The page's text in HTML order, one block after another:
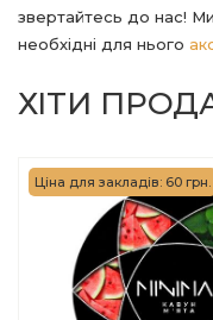
звертайтесь до нас!
необхідні для нього
ХІТИ
Ціна для закладів: 60 грн.